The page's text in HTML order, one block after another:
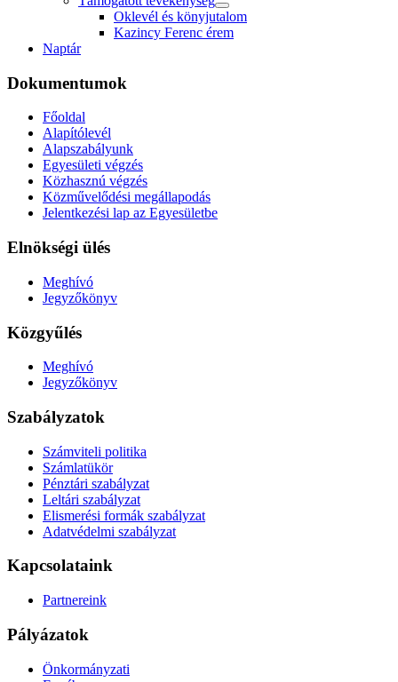
Oklevél és könyjutalom
Kazincy Ferenc érem
Naptár
Dokumentumok
Főoldal
Alapítólevél
Alapszabályunk
Egyesületi végzés
Közhasznú végzés
Közművelődési megállapodás
Jelentkezési lap az Egyesületbe
Elnökségi ülés
Meghívó
Jegyzőkönyv
Közgyűlés
Meghívó
Jegyzőkönyv
Szabályzatok
Számviteli politika
Számlatükör
Pénztári szabályzat
Leltári szabályzat
Elismerési formák szabályzat
Adatvédelmi szabályzat
Kapcsolataink
Partnereink
Pályázatok
Önkormányzati